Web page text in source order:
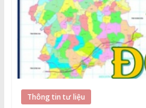
Thông tin tư liệu